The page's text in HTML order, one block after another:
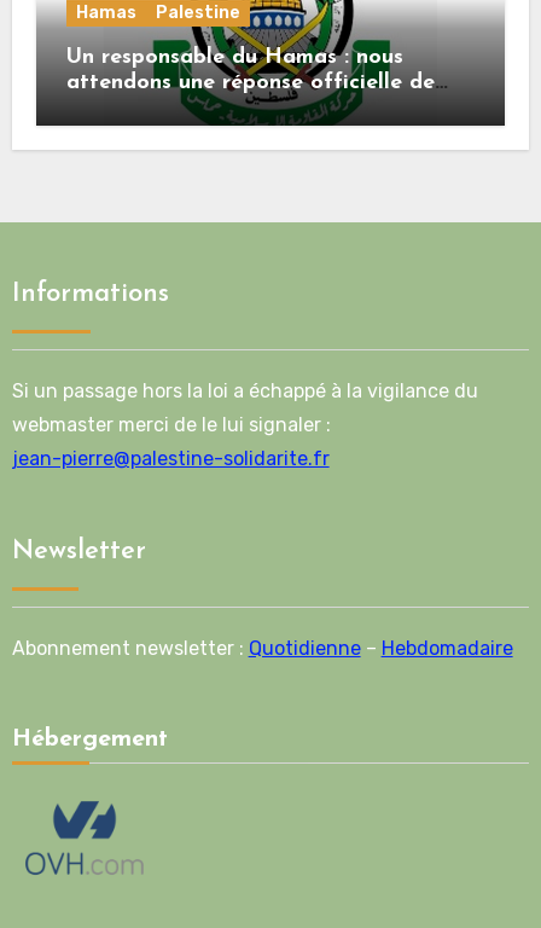
Hamas Palestine
Un responsable du Hamas : nous
attendons une réponse officielle de
Mladenov concernant la feuille de
route de la deuxième phase de l’accord
Informations
Si un passage hors la loi a échappé à la vigilance du
webmaster merci de le lui signaler :
jean-pierre@palestine-solidarite.fr
Newsletter
Abonnement newsletter : Quotidienne– Hebdomadaire
Hébergement